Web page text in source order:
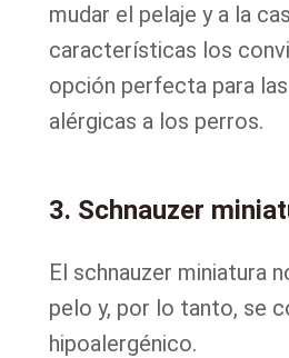
mudar el pelaje y a la
características los
opción perfecta para
alérgicas a los perros.
3. Schnauzer
El schnauzer miniatura
pelo y, por lo tanto, se
hipoalergénico.